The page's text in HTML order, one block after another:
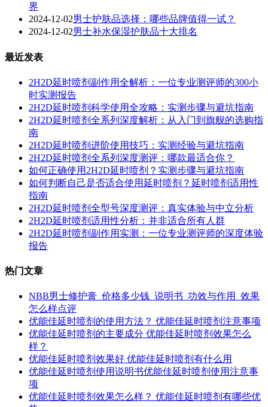
界
2024-12-02男士护肤品选择：哪些品牌值得一试？
2024-12-02男士补水保湿护肤品十大排名
最近发表
2H2D延时喷剂副作用全解析：一位专业测评师的300小
时实测报告
2H2D延时喷剂科学使用全攻略：实测步骤与避坑指南
2H2D延时喷剂全系列深度解析：从入门到旗舰的选购指
南
2H2D延时喷剂进阶使用技巧：实测经验与避坑指南
2H2D延时喷剂全系列深度测评：哪款最适合你？
如何正确使用2H2D延时喷剂？实测步骤与避坑指南
如何判断自己是否适合使用延时喷剂？延时喷剂适用性
指南
2H2D延时喷剂全型号深度测评：真实体验与中立分析
2H2D延时喷剂适用性分析：并非适合所有人群
2H2D延时喷剂副作用实测：一位专业测评师的深度体验
报告
热门文章
NBB男士修护膏_价格多少钱_说明书_功效与作用_效果
怎么样点评
优能佳延时喷剂的使用方法？ 优能佳延时喷剂注意事项
优能佳延时喷剂的主要成分 优能佳延时喷剂效果怎么
样？
优能佳延时喷剂效果好 优能佳延时喷剂有什么用
优能佳延时喷剂使用说明书优能佳延时喷剂使用注意事
项
优能佳延时喷剂效果怎么样？ 优能佳延时喷剂有哪些优